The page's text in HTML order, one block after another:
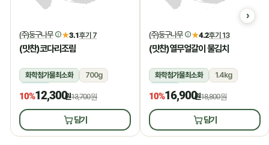
(주)둥구나무 ★3.1후기 7
(맛찬)코다리조림
화학첨가물최소화
700g
냉장
10%12,300원13,700원
담기
(주)둥구나무 ★4.2후기 13
(맛찬)열무얼갈이 물김치
화학첨가물최소화
1.4kg
냉장
10%16,900원18,800원
담기